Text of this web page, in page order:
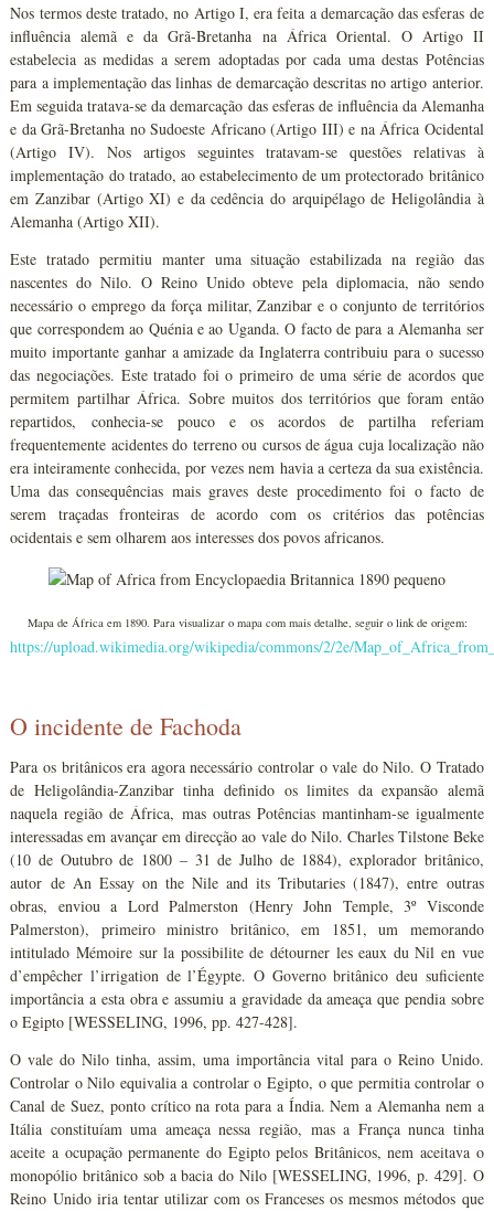
Nos termos deste tratado, no Artigo I, era feita a demarcação das esferas de
influência alemã e da Grã-Bretanha na África Oriental. O Artigo II
estabelecia as medidas a serem adoptadas por cada uma destas Potências
para a implementação das linhas de demarcação descritas no artigo anterior.
Em seguida tratava-se da demarcação das esferas de influência da Alemanha
e da Grã-Bretanha no Sudoeste Africano (Artigo III) e na África Ocidental
(Artigo IV). Nos artigos seguintes tratavam-se questões relativas à
implementação do tratado, ao estabelecimento de um protectorado britânico
em Zanzibar (Artigo XI) e da cedência do arquipélago de Heligolândia à
Alemanha (Artigo XII).
Este tratado permitiu manter uma situação estabilizada na região das
nascentes do Nilo. O Reino Unido obteve pela diplomacia, não sendo
necessário o emprego da força militar, Zanzibar e o conjunto de territórios
que correspondem ao Quénia e ao Uganda. O facto de para a Alemanha ser
muito importante ganhar a amizade da Inglaterra contribuiu para o sucesso
das negociações. Este tratado foi o primeiro de uma série de acordos que
permitem partilhar África. Sobre muitos dos territórios que foram então
repartidos, conhecia-se pouco e os acordos de partilha referiam
frequentemente acidentes do terreno ou cursos de água cuja localização não
era inteiramente conhecida, por vezes nem havia a certeza da sua existência.
Uma das consequências mais graves deste procedimento foi o facto de
serem traçadas fronteiras de acordo com os critérios das potências
ocidentais e sem olharem aos interesses dos povos africanos.
Mapa de África em 1890. Para visualizar o mapa com mais detalhe, seguir o link de origem:
https://upload.wikimedia.org/wikipedia/commons/2/2e/
O incidente de Fachoda
Para os britânicos era agora necessário controlar o vale do Nilo. O Tratado
de Heligolândia-Zanzibar tinha definido os limites da expansão alemã
naquela região de África, mas outras Potências mantinham-se igualmente
interessadas em avançar em direcção ao vale do Nilo. Charles Tilstone Beke
(10 de Outubro de 1800 – 31 de Julho de 1884), explorador britânico,
autor de An Essay on the Nile and its Tributaries (1847), entre outras
obras, enviou a Lord Palmerston (Henry John Temple, 3º Visconde
Palmerston), primeiro ministro britânico, em 1851, um memorando
intitulado Mémoire sur la possibilite de détourner les eaux du Nil en vue
d’empêcher l’irrigation de l’Égypte. O Governo britânico deu suficiente
importância a esta obra e assumiu a gravidade da ameaça que pendia sobre
o Egipto [WESSELING, 1996, pp. 427-428].
O vale do Nilo tinha, assim, uma importância vital para o Reino Unido.
Controlar o Nilo equivalia a controlar o Egipto, o que permitia controlar o
Canal de Suez, ponto crítico na rota para a Índia. Nem a Alemanha nem a
Itália constituíam uma ameaça nessa região, mas a França nunca tinha
aceite a ocupação permanente do Egipto pelos Britânicos, nem aceitava o
monopólio britânico sob a bacia do Nilo [WESSELING, 1996, p. 429]. O
Reino Unido iria tentar utilizar com os Franceses os mesmos métodos que